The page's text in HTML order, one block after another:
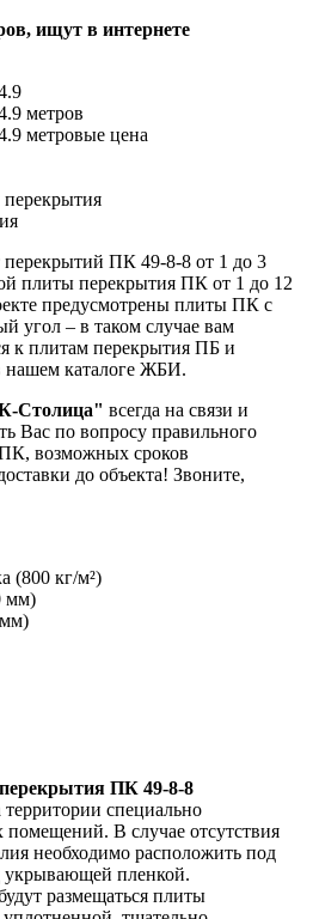
ищут в интернете
метров
метровые цена
перекрытий ПК 49-8-8 от 1 до 3
плиты перекрытия ПК от 1 до 12
предусмотрены плиты ПК с
угол – в таком случае вам
к плитам перекрытия ПБ и
нашем каталоге ЖБИ.
Столица" всегда на связи и
Вас по вопросу правильного
возможных сроков
до объекта! Звоните,
(800 кг/м²)
мм)
ПК 49-8-8
территории специально
помещений. В случае отсутствия
необходимо расположить под
пленкой.
размещаться плиты